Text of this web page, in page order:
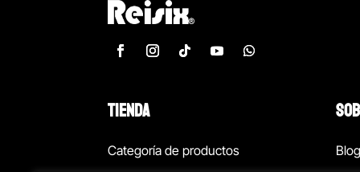
TIENDA
Categoría de productos
Blog